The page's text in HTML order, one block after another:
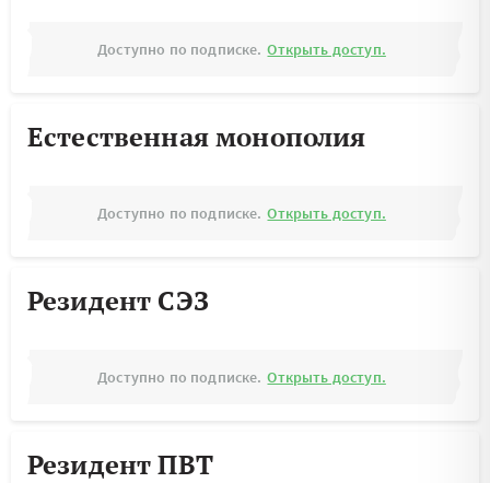
Доступно по подписке. Открыть доступ.
Естественная монополия
Доступно по подписке. Открыть доступ.
Резидент СЭЗ
Доступно по подписке. Открыть доступ.
Резидент ПВТ